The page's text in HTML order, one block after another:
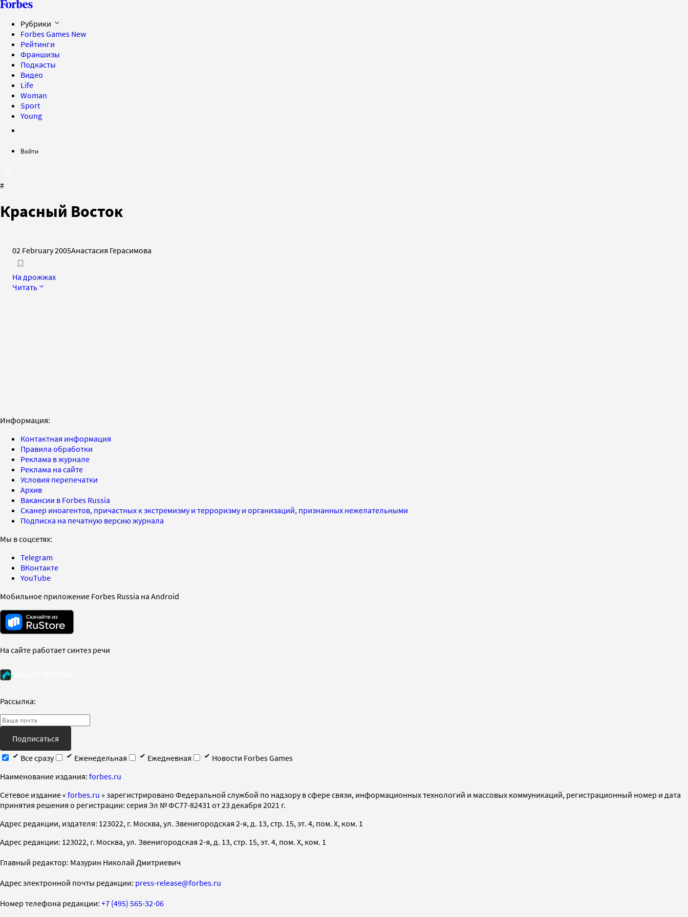
Рубрики
Forbes Games New
Рейтинги
Франшизы
Подкасты
Видео
Life
Woman
Sport
Young
Войти
#
Красный Восток
02 February 2005Анастасия Герасимова
На дрожжах
Читать
Информация:
Контактная информация
Правила обработки
Реклама в журнале
Реклама на сайте
Условия перепечатки
Архив
Вакансии в Forbes Russia
Сканер иноагентов, причастных к экстремизму и терроризму и организаций, признанных нежелательными
Подписка на печатную версию журнала
Мы в соцсетях:
Telegram
ВКонтакте
YouTube
Мобильное приложение Forbes Russia на Android
На сайте работает синтез речи
Рассылка:
Подписаться
Все сразу
Еженедельная Ежедневная
Новости Forbes Games
Наименование издания: forbes.ru
Cетевое издание « forbes.ru » зарегистрировано Федеральной службой по надзору в сфере связи, информационных технологий и массовых коммуникаций, регистрационный номер и дата
принятия решения о регистрации: серия Эл № ФС77-82431 от 23 декабря 2021 г.
Адрес редакции, издателя: 123022, г. Москва, ул. Звенигородская 2-я, д. 13, стр. 15, эт. 4, пом. X, ком. 1
Адрес редакции: 123022, г. Москва, ул. Звенигородская 2-я, д. 13, стр. 15, эт. 4, пом. X, ком. 1
Главный редактор: Мазурин Николай Дмитриевич
Адрес электронной почты редакции: press-release@forbes.ru
Номер телефона редакции: +7 (495) 565-32-06